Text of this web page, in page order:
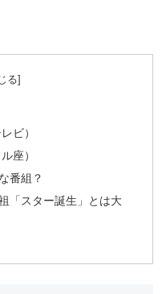
ビ）
座）
番組？
「スター誕生」とは大